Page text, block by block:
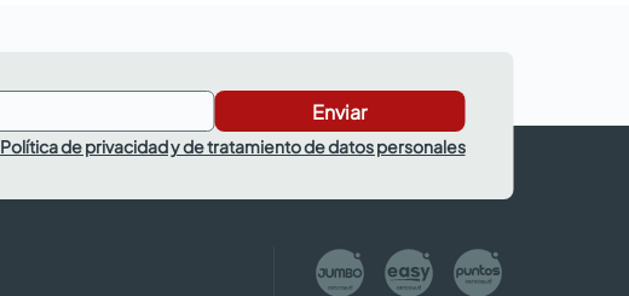
Enviar
Política de privacidad y de tratamiento de datos personales